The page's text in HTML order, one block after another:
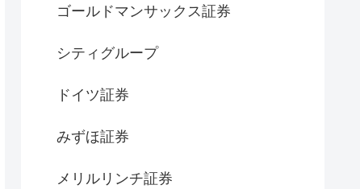
ゴールドマンサックス証券
シティグループ
ドイツ証券
みずほ証券
メリルリンチ証券